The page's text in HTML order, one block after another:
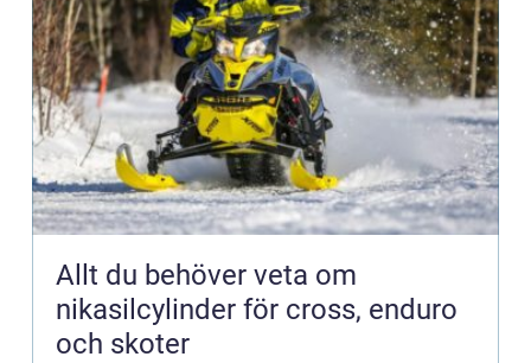
Allt du behöver veta om
nikasilcylinder för cross, enduro
och skoter